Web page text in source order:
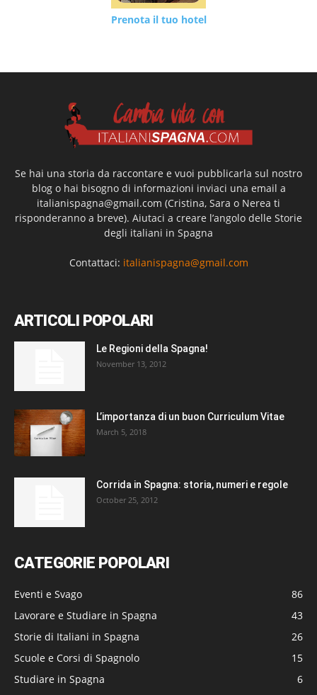
Prenota il tuo hotel
Se hai una storia da raccontare e vuoi pubblicarla sul nostro
blog o hai bisogno di informazioni inviaci una email a
italianispagna@gmail.com (Cristina, Sara o Nerea ti
risponderanno a breve). Aiutaci a creare l’angolo delle Storie
degli italiani in Spagna
Contattaci: italianispagna@gmail.com
ARTICOLI POPOLARI
Le Regioni della Spagna!
November 13, 2012
L’importanza di un buon Curriculum Vitae
March 5, 2018
Corrida in Spagna: storia, numeri e regole
October 25, 2012
CATEGORIE POPOLARI
Eventi e Svago
86
Lavorare e Studiare in Spagna
43
Storie di Italiani in Spagna
26
Scuole e Corsi di Spagnolo
15
Studiare in Spagna
6